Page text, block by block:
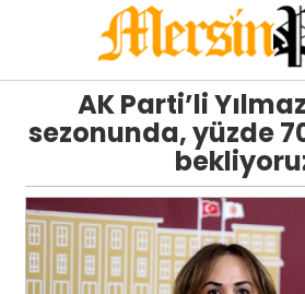
AK Parti’li
sezonunda, yüzde